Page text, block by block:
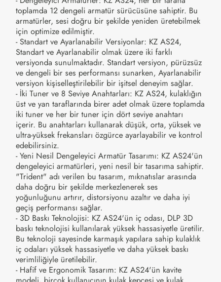
toplamda 12 dengeli armatür sürücüsüne sahiptir. Bu
armatürler, sesi doğru bir şekilde yeniden üretebilmek
için optimize edilmiştir.
- Standart ve Ayarlanabilir Versiyonlar: KZ AS24,
Standart ve Ayarlanabilir olmak üzere iki farklı
versiyonda sunulmaktadır. Standart versiyon, pürüzsüz
ve dengeli bir ses performansı sunarken, Ayarlanabilir
versiyon kişiselleştirilebilir bir işitsel deneyim sağlar.
- İki Tuner ve 8 Seviye Anahtarları: KZ AS24, kulaklığın
üst ve yan taraflarında birer adet olmak üzere toplamda
iki tuner ve her bir tuner için dört seviye anahtarı
içerir. Bu anahtarları kullanarak düşük, orta, yüksek ve
ultra-yüksek frekansları özgürce ayarlayabilir ve kontrol
edebilirsiniz.
- Yeni Nesil Dengeleyici Armatür Tasarımı: KZ AS24'ün
dengeleyici armatürleri, yeni nesil bir tasarıma sahiptir.
"Trident" adı verilen bu tasarım, mıknatıslar arasında
daha doğru bir şekilde merkezlenerek ses
yoğunluğunu artırır, distorsiyonu azaltır ve daha iyi
geçiş performansı sağlar.
- 3D Baskı Teknolojisi: KZ AS24'ün iç odası, DLP 3D
baskı teknolojisi kullanılarak yüksek hassasiyetle üretilir.
Bu teknoloji sayesinde karmaşık yapılara sahip kulaklık
iç odaları yüksek hassasiyetle ve daha yüksek baskı
verimliliğiyle üretilebilir.
- Hafif ve Ergonomik Tasarım: KZ AS24'ün kavite